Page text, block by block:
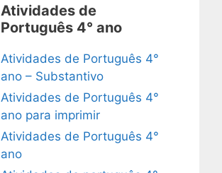
Atividades de
Português 4° ano
Atividades de Português 4°
ano – Substantivo
Atividades de Português 4°
ano para imprimir
Atividades de Português 4°
ano